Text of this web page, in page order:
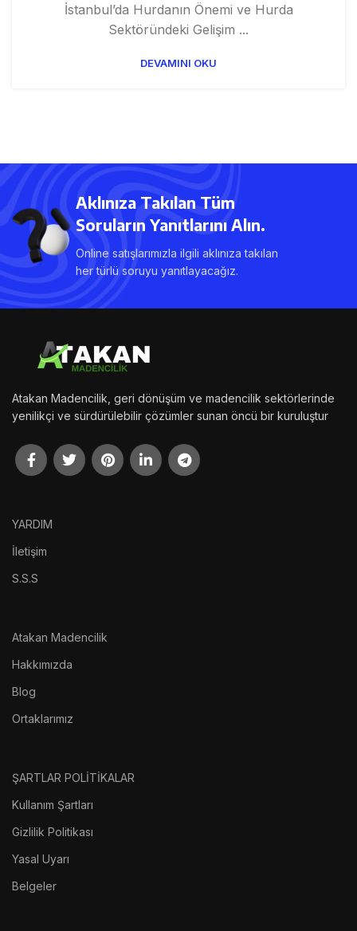
İstanbul’da Hurdanın Önemi ve Hurda
Sektöründeki Gelişim ...
DEVAMINI OKU
Aklınıza Takılan Tüm
Soruların Yanıtlarını Alın.
Online satışlarımızla ilgili aklınıza takılan
her türlü soruyu yanıtlayacağız.
Atakan Madencilik, geri dönüşüm ve madencilik sektörlerinde
yenilikçi ve sürdürülebilir çözümler sunan öncü bir kuruluştur
YARDIM
İletişim
S.S.S
Atakan Madencilik
Hakkımızda
Blog
Ortaklarımız
ŞARTLAR POLİTİKALAR
Kullanım Şartları
Gizlilik Politikası
Yasal Uyarı
Belgeler